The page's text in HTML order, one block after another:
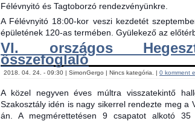
Félévnyitó és Tagtoborzó rendezvényünkre.
A Félévnyitó 18:00-kor veszi kezdetét
épületének 120-as termében. Gyülekező az
VI. országos
összefoglaló
2018. 04. 24. - 09:30 | SimonGergo | Nincs kategória. | 0 komment
A közel negyven éves múltra visszatekintő
Szakosztály idén is nagy sikerrel rendezte meg a
án. A megmérettetésen 9 csapatot alkotó 35